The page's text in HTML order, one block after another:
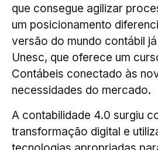
que consegue agilizar
um posicionamento
versão do mundo contábil
Unesc, que oferece um
Contábeis conectado às
necessidades do mercado.
A contabilidade 4.0 surgiu
transformação digital e